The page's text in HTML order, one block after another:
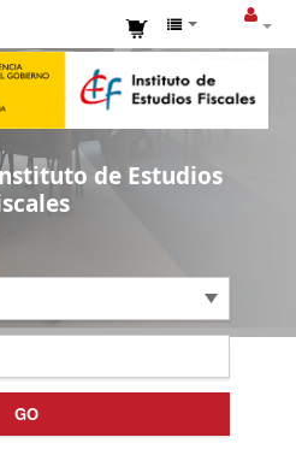
de Estudios
GO